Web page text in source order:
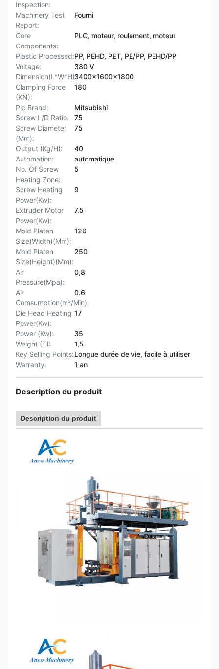
Inspection:
Machinery Test
Report:
Fourni
Core
Components:
PLC, moteur, roulement, moteur
Plastic Processed:PP, PEHD, PET, PE/PP, PEHD/PP
Voltage:
380 V
Dimension(L*W*H):3400x1600x1800
Clamping Force
(KN):
180
Plc Brand:
Mitsubishi
Screw L/D Ratio:
75
Screw Diameter
(Mm):
75
Output (Kg/H):
40
Automation:
automatique
No. Of Screw
Heating Zone:
5
Screw Heating
Power(Kw):
9
Extruder Motor
Power(Kw):
7.5
Mold Platen
Size(Width)(Mm):
120
Mold Platen
Size(Height)(Mm):
250
Air
Pressure(Mpa):
0,8
Air
Comsumption(m³/Min):
0.6
Die Head Heating
Power(Kw):
17
Power (Kw):
35
Weight (T):
1,5
Key Selling Points:Longue durée de vie, facile à utiliser
Warranty:
1 an
Description du produit
Description du produit